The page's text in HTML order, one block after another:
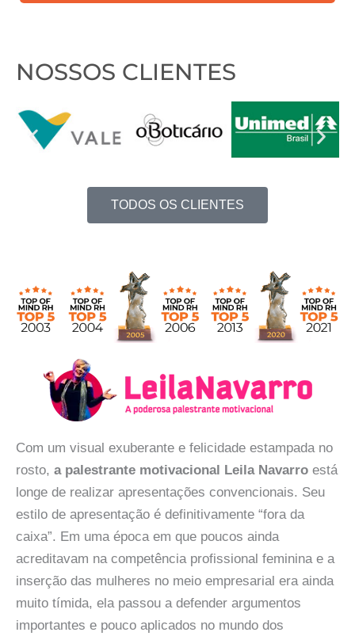
NOSSOS CLIENTES
TODOS OS CLIENTES
Com um visual exuberante e felicidade estampada no
rosto, a palestrante motivacional Leila Navarro está
longe de realizar apresentações convencionais. Seu
estilo de apresentação é definitivamente “fora da
caixa”. Em uma época em que poucos ainda
acreditavam na competência profissional feminina e a
inserção das mulheres no meio empresarial era ainda
muito tímida, ela passou a defender argumentos
importantes e pouco aplicados no mundo dos